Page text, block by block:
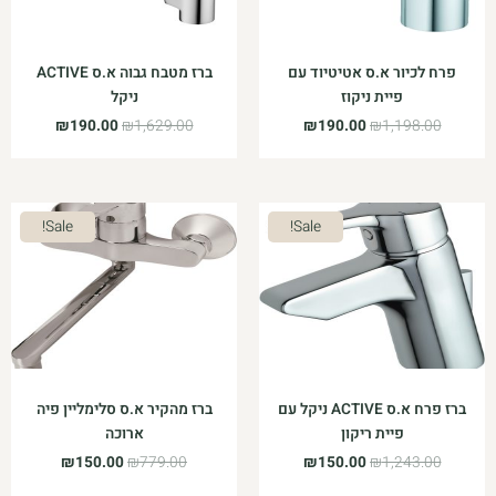
פרח לכיור א.ס אטיטיוד עם
פיית ניקוז
₪1,198.00
₪190.00
ברז מטבח גבוה א.ס ACTIVE
ניקל
₪1,629.00
₪190.00
Sale!
ברז פרח א.ס ACTIVE ניקל עם
פיית ריקון
₪1,243.00
המחיר
המקורי
היה:
₪1,243.00.
₪150.00
המחיר
הנוכחי
הוא:
Sale!
ברז מהקיר א.ס סלימליין פיה
ארוכה
₪779.00
המחיר
המקורי
היה:
₪779.00.
₪150.00
המחיר
הנוכחי
הוא: